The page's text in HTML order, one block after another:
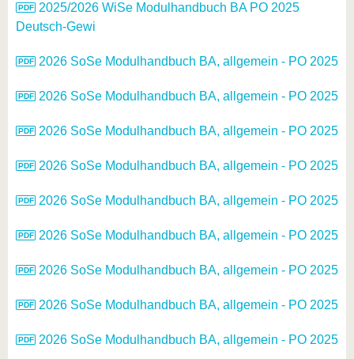
2025/2026 WiSe Modulhandbuch BA PO 2025
Deutsch-Gewi
2026 SoSe Modulhandbuch BA, allgemein - PO 2025
2026 SoSe Modulhandbuch BA, allgemein - PO 2025
2026 SoSe Modulhandbuch BA, allgemein - PO 2025
2026 SoSe Modulhandbuch BA, allgemein - PO 2025
2026 SoSe Modulhandbuch BA, allgemein - PO 2025
2026 SoSe Modulhandbuch BA, allgemein - PO 2025
2026 SoSe Modulhandbuch BA, allgemein - PO 2025
2026 SoSe Modulhandbuch BA, allgemein - PO 2025
2026 SoSe Modulhandbuch BA, allgemein - PO 2025